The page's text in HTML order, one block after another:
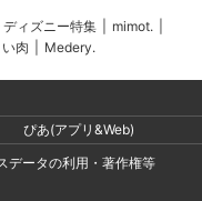
ィズニー特集 mimot.
肉 Medery.
ぴあ(アプリ&Web)
データの利用・著作権等